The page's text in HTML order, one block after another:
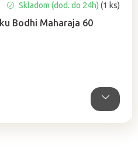
Bodhi Maharaja 60
Skladom (dod. do 24h)(1 ks)